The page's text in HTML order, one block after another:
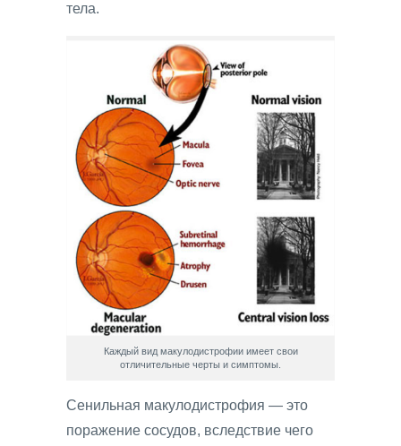
тела.
Каждый вид макулодистрофии имеет свои
отличительные черты и симптомы.
Сенильная макулодистрофия — это
поражение сосудов, вследствие чего